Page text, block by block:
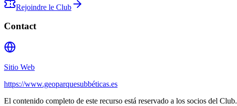
Rejoindre le Club
Contact
Sitio Web
https://www.geoparquesubbéticas.es
El contenido completo de este recurso está reservado a los socios del Club.